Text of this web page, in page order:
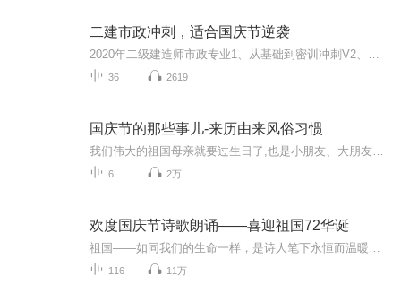
二建市政冲刺，适合国庆节逆袭
36 2619
国庆节的那些事儿-来历由来风俗习惯
6 2万
欢度国庆节诗歌朗诵——喜迎祖国72华诞
116 11万